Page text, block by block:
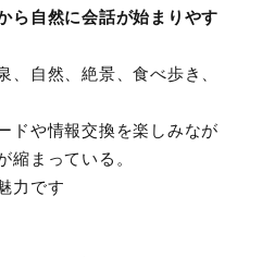
ら自然に会話が始まりやす
、自然、絶景、食べ歩き、
ドや情報交換を楽しみなが
縮まっている。
力です